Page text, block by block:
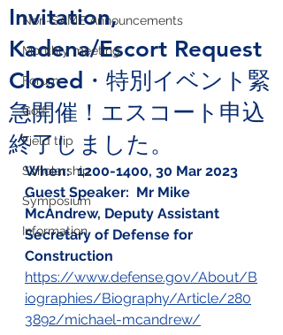
Non-SAME Announcements
Monthly meeting
Forum
Golf
Field trip
Scholarship
Symposium
Information
Invitation,
Kadena/Escort Request
Closed・特別イベント緊
急開催！エスコート申込
終了しました。
When:  1200-1400, 30 Mar 2023
Guest Speaker:  Mr Mike
McAndrew, Deputy Assistant
Secretary of Defense for
Construction
https://www.defense.gov/About/B
iographies/Biography/Article/280
3892/michael-mcandrew/